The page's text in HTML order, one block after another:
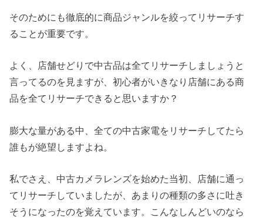
そのためにも徹底的に商品ジャンルを絞ってリサーチす
ることが重要です。
よく、店舗せどりで中古品は全てリサーチしましょうと
言ってるのを見ますが、初心者がいきなり店舗にある商
品を全てリサーチできると思いますか？
膨大な量がある中、全ての中古家電をリサーチしてたら
誰もが絶望しますよね。
私でさえ、中古カメラレンズを始めた当初、店舗に通っ
てリサーチしていましたが、あまりの種類の多さに吐き
そうになったのを覚えています。こんなしんどいのなら